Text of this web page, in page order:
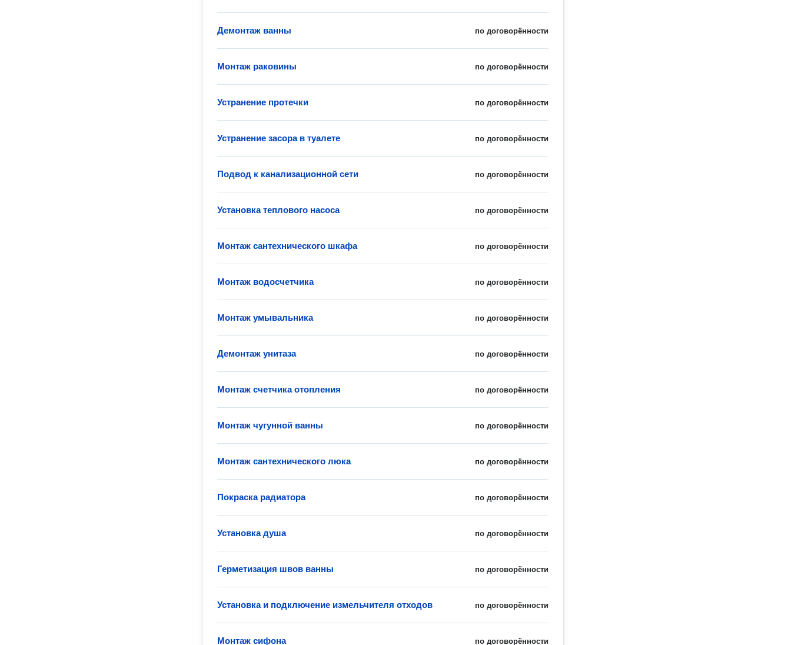
по договорённости
Демонтаж ванны
по договорённости
Монтаж раковины
по договорённости
Устранение протечки
по договорённости
Устранение засора в туалете
по договорённости
Подвод к канализационной сети
по договорённости
Установка теплового насоса
по договорённости
Монтаж сантехнического шкафа
по договорённости
Монтаж водосчетчика
по договорённости
Монтаж умывальника
по договорённости
Демонтаж унитаза
по договорённости
Монтаж счетчика отопления
по договорённости
Монтаж чугунной ванны
по договорённости
Монтаж сантехнического люка
по договорённости
Покраска радиатора
по договорённости
Установка душа
по договорённости
Герметизация швов ванны
по договорённости
Установка и подключение измельчителя отходов
по договорённости
Монтаж сифона